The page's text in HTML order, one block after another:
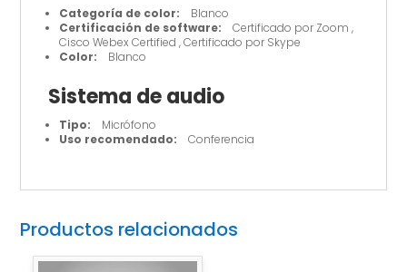
Categoría de color: Blanco
Certificación de software: Certificado por Zoom ,
Cisco Webex Certified , Certificado por Skype
Color: Blanco
Sistema de audio
Tipo: Micrófono
Uso recomendado: Conferencia
Productos relacionados